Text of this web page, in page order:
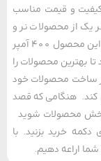
و قیمت مناسب
محصولات نر و
مادگی صنعتی پارس فانال با ما همراه باشید. ولتاژ این محصول 400 آمپر
محصولات را
محصولات خود
هنگامی که قصد
شوید
بزنید. با
دهیم.